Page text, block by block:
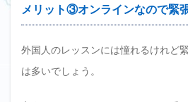
メリット③オンラインなので緊
外国人のレッスンには憧れるけれど
は多いでしょう。